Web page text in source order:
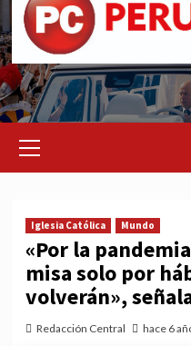
Menu
Iglesia Católica Mundo
«Por la
misa solo por
volverán»,
Redacción Central hace 6